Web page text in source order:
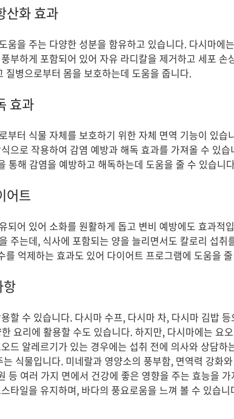
산화 효과
움을 주는 다양한 성분을 함유하고 있습니다. 다시마에
부하게 포함되어 있어 자유 라디칼을 제거하고 세포 손
질병으로부터 몸을 보호하는데 도움을 줍니다.
효과
부터 식물 자체를 보호하기 위한 자체 면역 기능이 있습
으로 작용하여 감염 예방과 해독 효과를 가져올 수 있
통해 감염을 예방하고 해독하는데 도움을 줄 수 있습니
어트
되어 있어 소화를 원활하게 돕고 변비 예방에도 효과적
주는데, 식사에 포함되는 양을 늘리면서도 칼로리 섭취
를 억제하는 효과도 있어 다이어트 프로그램에 도움을
항
할 수 있습니다. 다시마 수프, 다시마 차, 다시마 김밥
요리에 활용할 수도 있습니다. 하지만, 다시마에는 요
드 알레르기가 있는 경우에는 섭취 전에 의사와 상담하
식물입니다. 미네랄과 영양소의 풍부함, 면역력 강화
등 여러 가지 면에서 건강에 좋은 영향을 주는 효능을
타일을 유지하며, 바다의 풍요로움을 느껴 볼 수 있습니